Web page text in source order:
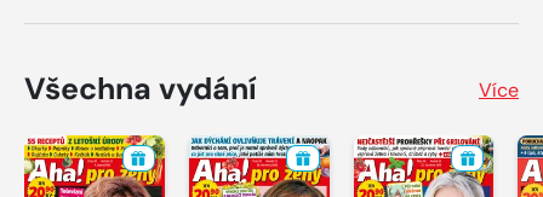
Všechna vydání Více